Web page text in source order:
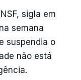
sigla em
semana
suspendia o
não está